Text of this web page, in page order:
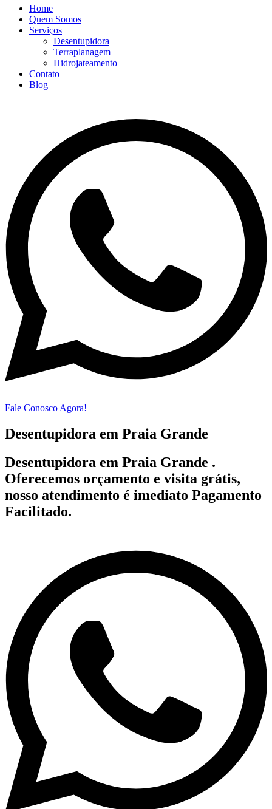
Home
Quem Somos
Serviços
Desentupidora
Terraplanagem
Hidrojateamento
Contato
Blog
Fale Conosco Agora!
Desentupidora em Praia Grande
Desentupidora em Praia Grande .
Oferecemos orçamento e visita grátis,
nosso atendimento é imediato Pagamento
Facilitado.